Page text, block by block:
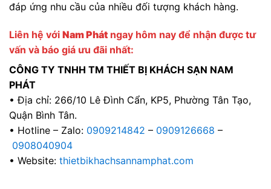
đáp ứng nhu cầu của nhiều đối tượng khách hàng.
Liên hệ với Nam Phát ngay hôm nay để nhận được tư
vấn và báo giá ưu đãi nhất:
CÔNG TY TNHH TM THIẾT BỊ KHÁCH SẠN NAM
PHÁT
• Địa chỉ: 266/10 Lê Đình Cẩn, KP5, Phường Tân Tạo,
Quận Bình Tân.
• Hotline – Zalo: 0909214842 – 0909126668 –
0908040904
• Website: thietbikhachsannamphat.com